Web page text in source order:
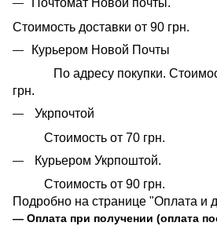
Почтомат Новой почты.
Стоимость доставки от 90 грн.
Курьером Новой Почты
По адресу покупки.
грн.
Укрпочтой
Стоимость от 70 грн.
Курьером Укрпоштой.
Стоимость от 90 грн.
Подробно на странице "Оплата и
— Оплата при получении (оплата